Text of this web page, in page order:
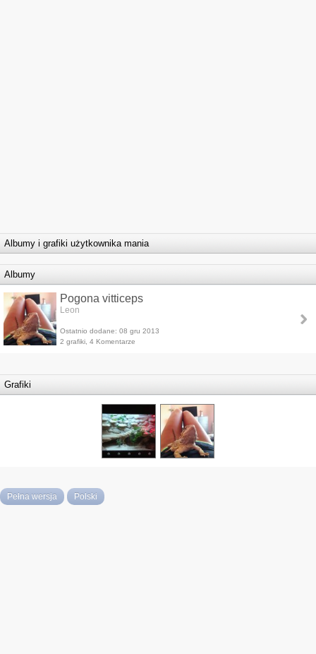
Albumy i grafiki użytkownika mania
Albumy
Pogona vitticeps
Leon
Ostatnio dodane: 08 gru 2013
2 grafiki, 4 Komentarze
Grafiki
Pełna wersja Polski